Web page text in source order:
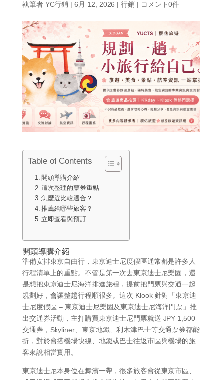
執筆者 YC行銷| 6月 12, 2026 | 行銷| コメント0件
Table of Contents
開頭導購介紹
這次整理的票券重點
怎麼選比較適合？
推薦給哪些旅客？
立即查看與預訂
開頭導購介紹
準備安排東京自由行，東京迪士尼度假區通常都是許多人
行程清單上的重點。不管是第一次去東京迪士尼樂園，還
是想把東京迪士尼海洋排進旅程，提前把門票與交通一起
規劃好，會讓整趟行程順很多。這次 Klook 針對「東京迪
士尼度假區 – 東京迪士尼樂園及東京迪士尼海洋門票」推
出交通券活動，主打購買東京迪士尼門票就送 JPY 1,500
交通券，Skyliner、東京地鐵、利木津巴士等交通票券都能
折，對於會搭機場快線、地鐵或巴士往返市區與機場的旅
客來說相當實用。
東京迪士尼本身位在舞濱一帶，很多旅客會從東京市區、